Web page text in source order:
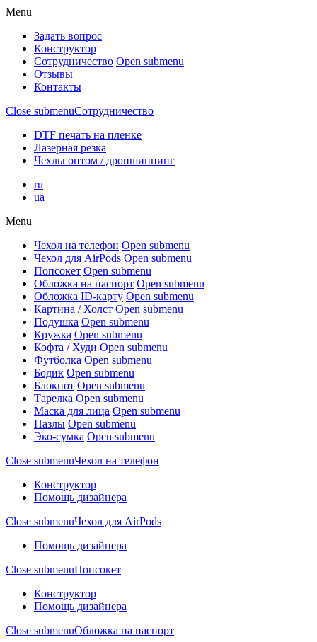
Menu
Задать вопрос
Конструктор
Сотрудничество Open submenu
Отзывы
Контакты
Close submenuСотрудничество
DTF печать на пленке
Лазерная резка
Чехлы оптом / дропшиппинг
ru
ua
Menu
Чехол на телефон Open submenu
Чехол для AirPods Open submenu
Попсокет Open submenu
Обложка на паспорт Open submenu
Обложка ID-карту Open submenu
Картина / Холст Open submenu
Подушка Open submenu
Кружка Open submenu
Кофта / Худи Open submenu
Футболка Open submenu
Бодик Open submenu
Блокнот Open submenu
Тарелка Open submenu
Маска для лица Open submenu
Пазлы Open submenu
Эко-сумка Open submenu
Close submenuЧехол на телефон
Конструктор
Помощь дизайнера
Close submenuЧехол для AirPods
Помощь дизайнера
Close submenuПопсокет
Конструктор
Помощь дизайнера
Close submenuОбложка на паспорт